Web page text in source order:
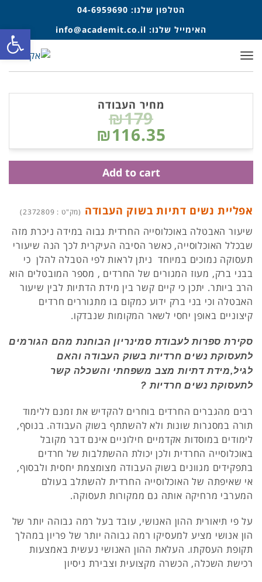
הטלפון שלנו: 04-6959690
האימייל שלנו: info@academit.co.il
תפריט
אפליית נשים דתיות בשוק העבודה (מק"ט : 2372809)
שיעור האבטלה באוכלוסייה החרדית גבוה במידה ניכרת מזה
שבכלל האוכלוסייה, כאשר הסיבה העיקרית לכך הנה שיעורי
תעסוקה נמוכים במיוחד ניתן לראות לפי הטבלה להלן כי
בבני ברק, מעוז המגורים של החרדים , מספר המובטלים הוא
הרב ביותר. יתכן כי קיים קשר בין מידת הדתיות לבין שיעור
האבטלה וכי בני ברק ידוע כמקום בו מתגוררים חרדים
קיצוניים באופן יחסי לשאר המקומות שנבדקו.
סקירת ספרות לעבודת סמינריון הבוחנת מהם הגורמים
לתעסוקת נשים חרדיות בשוק העבודה והאם
לגיל,מידת דתיות מצב משפחתי והשכלה קשר
לתעסוקת נשים חרדיות ?
רבים מהגברים החרדים בוחרים להקדיש את זמנם ללימוד
תורה במסגרות שונות ולא להשתתף בשוק העבודה. בנוסף,
לימודים במוסדות אקדמיים חילוניים אינם דבר מקובל
באוכלוסייה החרדית ולכן יכולת ההשתלבות של חרדים
בתפקידים מגוונים בשוק העבודה מצומצמת יחסית ולבסוף,
אי שאיפתה של האוכלוסייה החרדית להשתלב בעולם
המערבי מרחיקה אותה גם ממקורות תעסוקה.
על פי תיאורית ההון האנושי, עובד בעל רמה גבוהה יותר של
הון אנושי מציע למעסיקו רמה גבוהה יותר של פריון במהלך
תקופת העסקתו. העלאת ההון האנושי נעשית באמצעות
רכישת השכלה, הכשרה מקצועית וצבירת ניסיון
מחיר העבודה
₪179
₪116.35
Add to cart
פתח